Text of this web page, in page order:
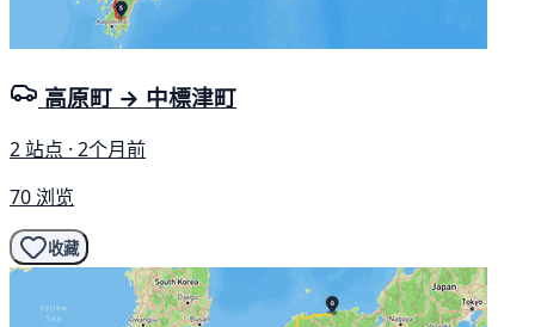
高原町 → 中標津町
2 站点 · 2个月前
70 浏览
收藏